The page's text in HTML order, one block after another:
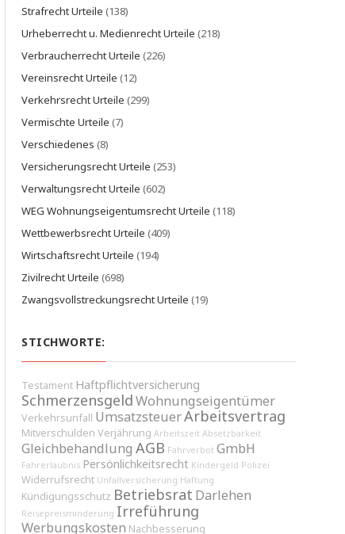
Strafrecht Urteile (138)
Urheberrecht u. Medienrecht Urteile (218)
Verbraucherrecht Urteile (226)
Vereinsrecht Urteile (12)
Verkehrsrecht Urteile (299)
Vermischte Urteile (7)
Verschiedenes (8)
Versicherungsrecht Urteile (253)
Verwaltungsrecht Urteile (602)
WEG Wohnungseigentumsrecht Urteile (118)
Wettbewerbsrecht Urteile (409)
Wirtschaftsrecht Urteile (194)
Zivilrecht Urteile (698)
Zwangsvollstreckungsrecht Urteile (19)
STICHWORTE:
Testament Haftpflichtversicherung
SchmerzensgeldWohnungseigentümer
Verkehrsunfall UmsatzsteuerArbeitsvertrag
Mitverschulden Verjährung Arbeitszeit Absetzbarkeit
Gleichbehandlung AGB Fahrverbot GmbH
Fahrerlaubnis Persönlichkeitsrecht Kindergeld Polizei
Widerrufsrecht Unfallversicherung Haftung
Kündigungsschutz Betriebsrat Darlehen
Reisepreisminderung Irreführung
Werbungskosten Nachbesserung